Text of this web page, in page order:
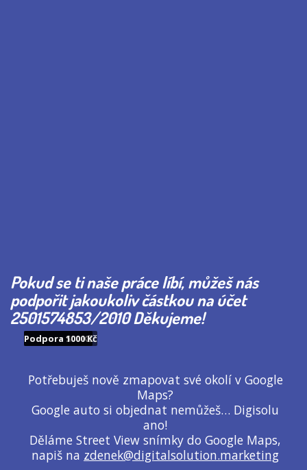
Pokud se ti naše práce líbí, můžeš nás
podpořit jakoukoliv částkou na účet
2501574853/2010 Děkujeme!
Podpora 200 Kč
Podpora 500 Kč
Podpora 1000 Kč
Potřebuješ nově zmapovat své okolí v Google
Maps?
Google auto si objednat nemůžeš… Digisolu
ano!
Děláme Street View snímky do Google Maps,
napiš na zdenek@digitalsolution.marketing